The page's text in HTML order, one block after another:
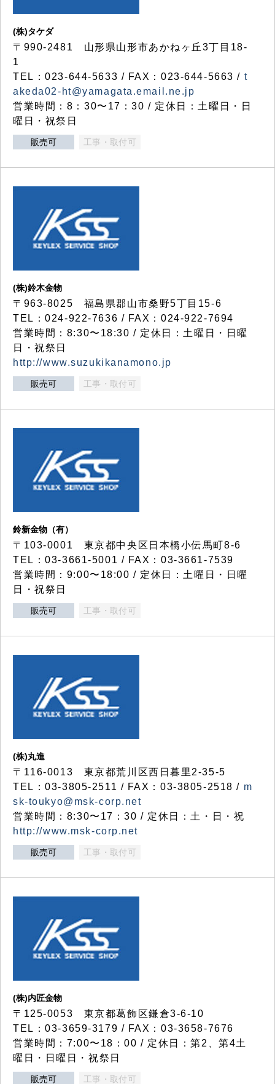
(株)タケダ
〒990-2481 山形県山形市あかねヶ丘3丁目18-
1
TEL：023-644-5633 / FAX：023-644-5663 / t
akeda02-ht@yamagata.email.ne.jp
営業時間：8：30〜17：30 / 定休日：土曜日・日
曜日・祝祭日
販売可 工事・取付可
(株)鈴木金物
〒963-8025 福島県郡山市桑野5丁目15-6
TEL：024-922-7636 / FAX：024-922-7694
営業時間：8:30〜18:30 / 定休日：土曜日・日曜
日・祝祭日
http://www.suzukikanamono.jp
販売可 工事・取付可
鈴新金物（有）
〒103-0001 東京都中央区日本橋小伝馬町8-6
TEL：03-3661-5001 / FAX：03-3661-7539
営業時間：9:00〜18:00 / 定休日：土曜日・日曜
日・祝祭日
販売可 工事・取付可
(株)丸進
〒116-0013 東京都荒川区西日暮里2-35-5
TEL：03-3805-2511 / FAX：03-3805-2518 / m
sk-toukyo@msk-corp.net
営業時間：8:30〜17：30 / 定休日：土・日・祝
http://www.msk-corp.net
販売可 工事・取付可
(株)内匠金物
〒125-0053 東京都葛飾区鎌倉3-6-10
TEL：03-3659-3179 / FAX：03-3658-7676
営業時間：7:00〜18：00 / 定休日：第2、第4土
曜日・日曜日・祝祭日
販売可 工事・取付可